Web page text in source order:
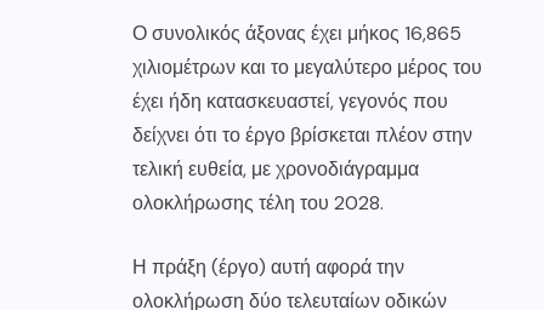
Ο συνολικός άξονας έχει μήκος 16,865
χιλιομέτρων και το μεγαλύτερο μέρος του
έχει ήδη κατασκευαστεί, γεγονός που
δείχνει ότι το έργο βρίσκεται πλέον στην
τελική ευθεία, με χρονοδιάγραμμα
ολοκλήρωσης τέλη του 2028.
Η πράξη (έργο) αυτή αφορά την
ολοκλήρωση δύο τελευταίων οδικών